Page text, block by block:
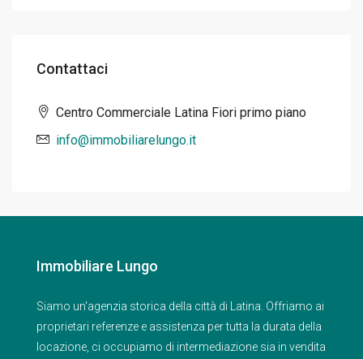
Contattaci
Centro Commerciale Latina Fiori primo piano
info@immobiliarelungo.it
Immobiliare Lungo
Siamo un'agenzia storica della città di Latina. Offriamo ai
proprietari referenze e assistenza per tutta la durata della
locazione, ci occupiamo di intermediazione sia in vendita